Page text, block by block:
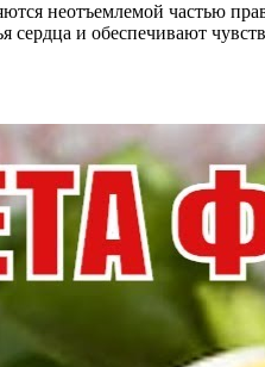
неотъемлемой частью
и обеспечивают